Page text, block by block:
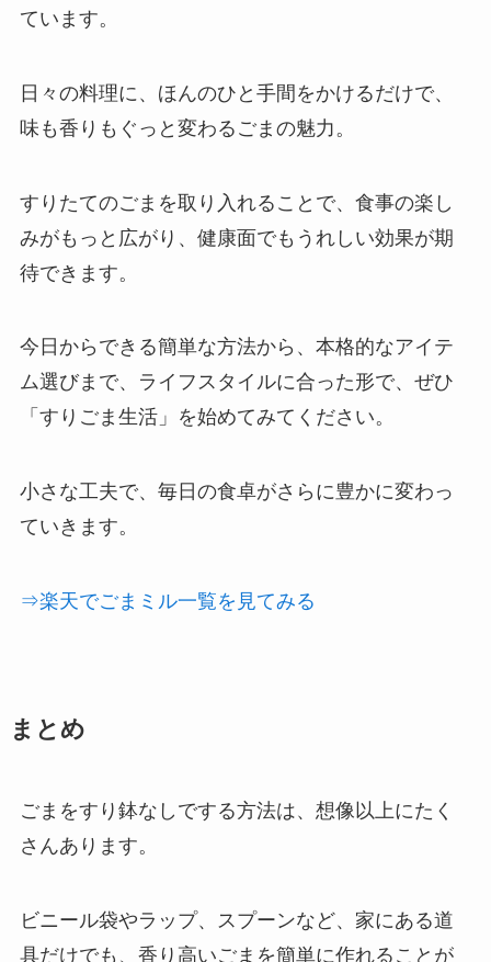
ています。
日々の料理に、ほんのひと手間をかけるだけで、
味も香りもぐっと変わるごまの魅力。
すりたてのごまを取り入れることで、食事の楽し
みがもっと広がり、健康面でもうれしい効果が期
待できます。
今日からできる簡単な方法から、本格的なアイテ
ム選びまで、ライフスタイルに合った形で、ぜひ
「すりごま生活」を始めてみてください。
小さな工夫で、毎日の食卓がさらに豊かに変わっ
ていきます。
⇒楽天でごまミル一覧を見てみる
まとめ
ごまをすり鉢なしでする方法は、想像以上にたく
さんあります。
ビニール袋やラップ、スプーンなど、家にある道
具だけでも、香り高いごまを簡単に作れることが